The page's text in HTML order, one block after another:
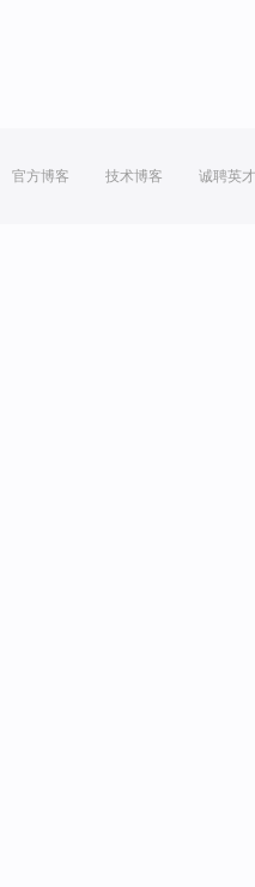
官方博客 技术博客 诚聘英才